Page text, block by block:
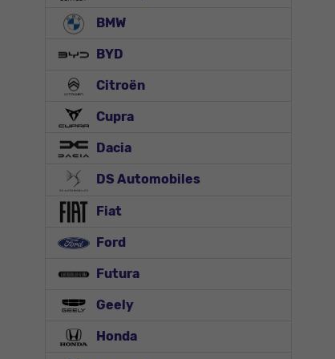
BMW
BYD
Citroën
Cupra
Dacia
DS Automobiles
Fiat
Ford
Futura
Geely
Honda